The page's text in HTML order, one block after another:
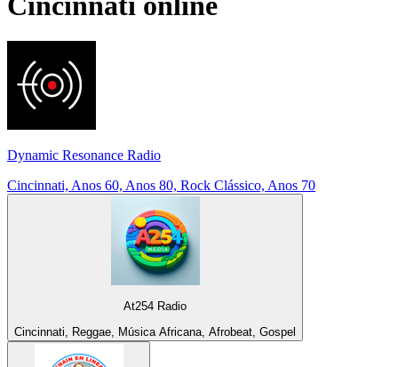
Dynamic Resonance Radio
Cincinnati, Anos 60, Anos 80, Rock Clássico, Anos 70
At254 Radio
Cincinnati, Reggae, Música Africana, Afrobeat, Gospel